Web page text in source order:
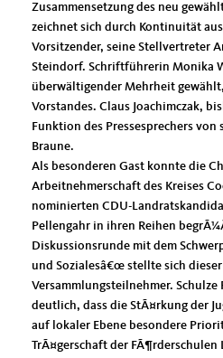
Zusammensetzung des neu
zeichnet sich durch Kontinuität
Vorsitzender, seine Stellvertreter
Steindorf. Schriftführerin Monika
überwältigender Mehrheit
Vorstandes. Claus Joachimczak,
Funktion des Pressesprechers von
Braune.
Als besonderen Gast konnte die
Arbeitnehmerschaft des Kreises
nominierten CDU-
Pellengahr in ihren Reihen
Diskussionsrunde mit dem
und Sozialesâ€œ stellte sich
Versammlungsteilnehmer.
deutlich, dass die StÃ¤rkung der
auf lokaler Ebene besondere
TrÃ¤gerschaft der FÃ¶rderschulen